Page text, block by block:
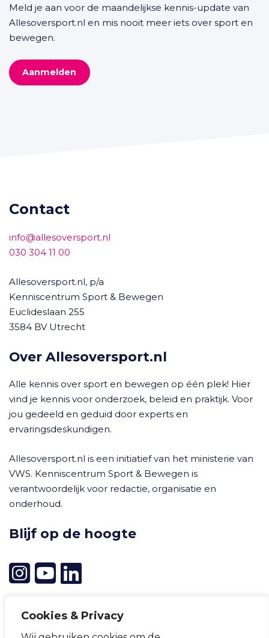
Cookies & Privacy
Meld je aan voor de maandelijkse kennis-update van
Allesoversport.nl en mis nooit meer iets over sport en
bewegen.
Aanmelden
Contact
info@allesoversport.nl
030 304 11 00
Allesoversport.nl, p/a
Kenniscentrum Sport & Bewegen
Euclideslaan 255
3584 BV Utrecht
Over Allesoversport.nl
Alle kennis over sport en bewegen op één plek! Hier
vind je kennis voor onderzoek, beleid en praktijk. Voor
jou gedeeld en geduid door experts en
ervaringsdeskundigen.
Allesoversport.nl is een initiatief van het ministerie van
VWS. Kenniscentrum Sport & Bewegen is
verantwoordelijk voor redactie, organisatie en
onderhoud.
Blijf op de hoogte